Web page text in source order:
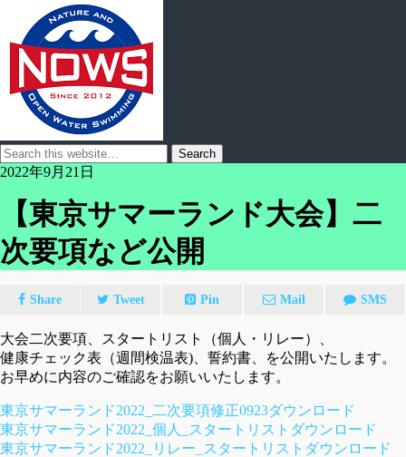
2022年9月21日
【東京サマーランド大会】二
次要項など公開
Share Tweet Pin Mail SMS
大会二次要項、スタートリスト（個人・リレー）、
健康チェック表（週間検温表)、誓約書、を公開いたします。
お早めに内容のご確認をお願いいたします。
東京サマーランド2022_二次要項修正0923ダウンロード
東京サマーランド2022_個人_スタートリスト ダウンロード
東京サマーランド2022_リレー_スタートリスト ダウンロード